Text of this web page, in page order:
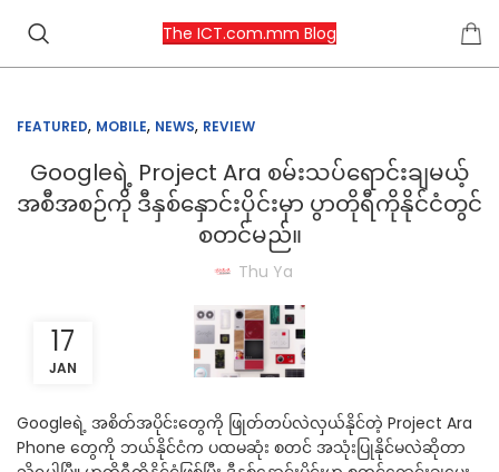
The ICT.com.mm Blog
FEATURED, MOBILE, NEWS, REVIEW
Googleရဲ့ Project Ara စမ်းသပ်ရောင်းချမယ့်
အစီအစဉ်ကို ဒီနှစ်နှောင်းပိုင်းမှာ ပွာတိုရီကိုနိုင်ငံတွင်
စတင်မည်။
Thu Ya
17
JAN
Googleရဲ့ အစိတ်အပိုင်းတွေကို ဖြုတ်တပ်လဲလှယ်နိုင်တဲ့ Project Ara
Phone တွေကို ဘယ်နိုင်ငံက ပထမဆုံး စတင် အသုံးပြုနိုင်မလဲဆိုတာ